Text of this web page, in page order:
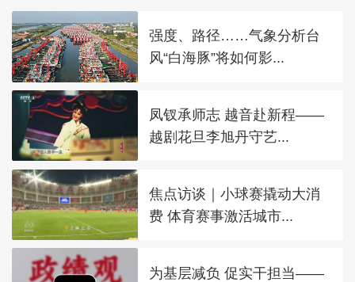
强度、路径……气象分析台
风“白海豚”将如何影...
凤钗承师志 越音赴新程——
越剧花旦李旭丹守艺...
焦点访谈｜小球赛撬动大消
费 体育赛事激活城市...
为基层减负 促实干担当——